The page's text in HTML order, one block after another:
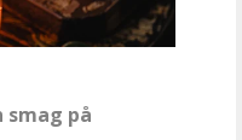
smag på